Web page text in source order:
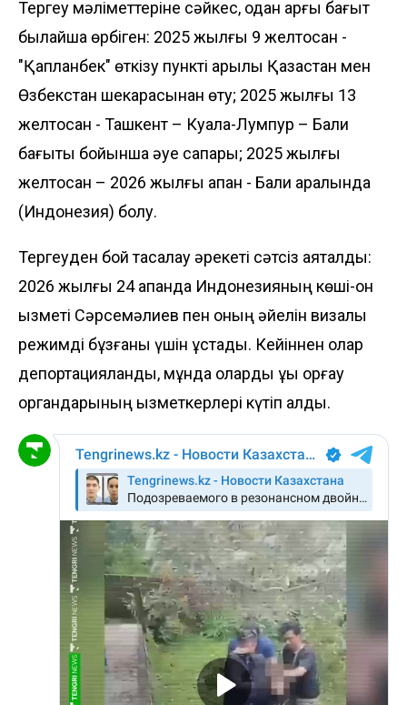
Тергеу мәліметтеріне сәйкес, одан арғы бағыт
былайша өрбіген: 2025 жылғы 9 желтоқсан -
"Қапланбек" өткізу пункті арқылы Қазақстан мен
Өзбекстан шекарасынан өту; 2025 жылғы 13
желтоқсан - Ташкент – Куала-Лумпур – Бали
бағыты бойынша әуе сапары; 2025 жылғы
желтоқсан – 2026 жылғы ақпан - Бали аралында
(Индонезия) болу.
Тергеуден бой тасалау әрекеті сәтсіз аяқталды:
2026 жылғы 24 ақпанда Индонезияның көші-қон
қызметі Сәрсемәлиев пен оның әйелін визалық
режимді бұзғаны үшін ұстады. Кейіннен олар
депортацияланды, мұнда оларды құқық қорғау
органдарының қызметкерлері күтіп алды.